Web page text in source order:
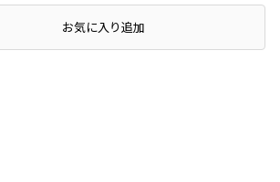
庫を確認するお気に入り追加